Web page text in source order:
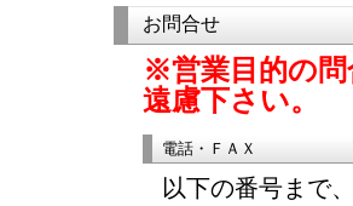
お問合せ
※営業目的の
遠慮下さい。
電話・ＦＡＸ
以下の番号まで